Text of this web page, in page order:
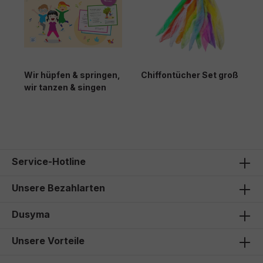
Wir hüpfen & springen,
wir tanzen & singen
Chiffontücher Set groß
Service-Hotline
Unsere Bezahlarten
Dusyma
Unsere Vorteile